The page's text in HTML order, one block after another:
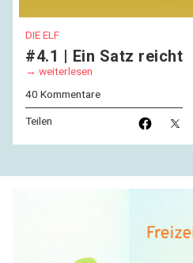
DIE ELF
#4.1 | Ein Satz reicht
weiterlesen
40 Kommentare
Teilen